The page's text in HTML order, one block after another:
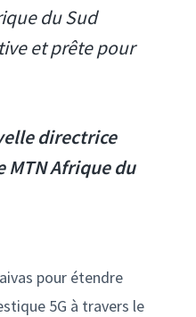
du Sud
et prête pour
directrice
MTN Afrique du
pour étendre
5G à travers le